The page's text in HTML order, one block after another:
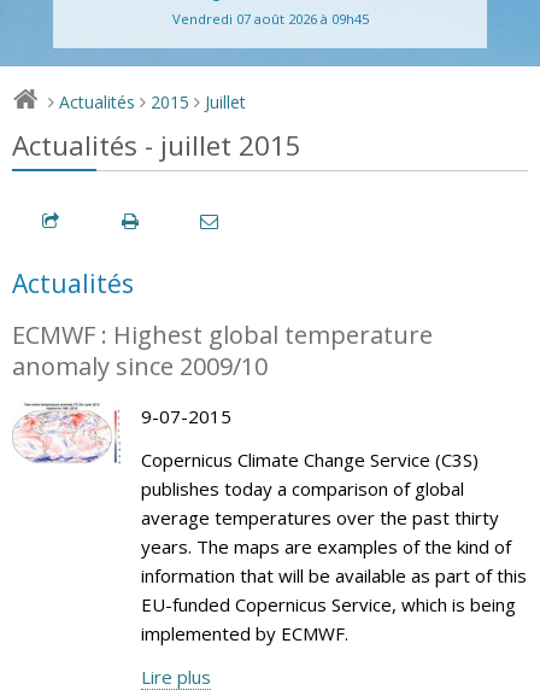
Vendredi 07 août 2026 à 09h45
> Actualités > 2015 > Juillet
Actualités - juillet 2015
Actualités
ECMWF : Highest global temperature
anomaly since 2009/10
9-07-2015
Copernicus Climate Change Service (C3S)
publishes today a comparison of global
average temperatures over the past thirty
years. The maps are examples of the kind of
information that will be available as part of this
EU-funded Copernicus Service, which is being
implemented by ECMWF.
Lire plus